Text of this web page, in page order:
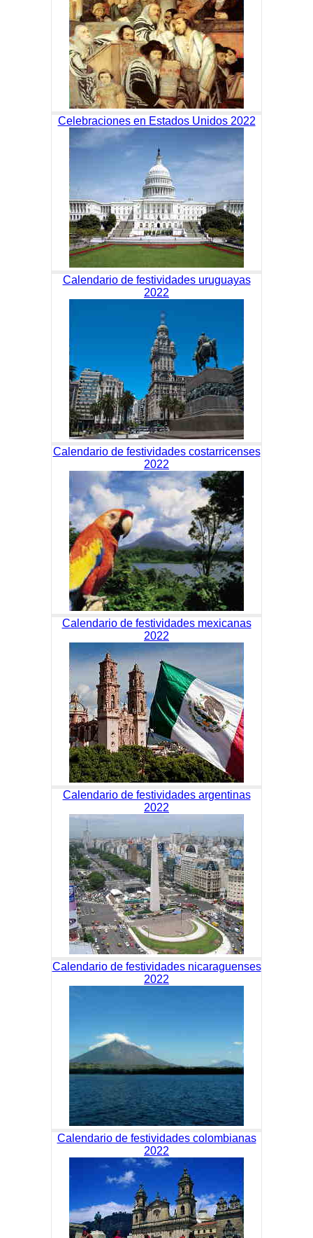
Celebraciones en Estados Unidos 2022
Calendario de festividades uruguayas
2022
Calendario de festividades costarricenses
2022
Calendario de festividades mexicanas
2022
Calendario de festividades argentinas
2022
Calendario de festividades nicaraguenses
2022
Calendario de festividades colombianas
2022